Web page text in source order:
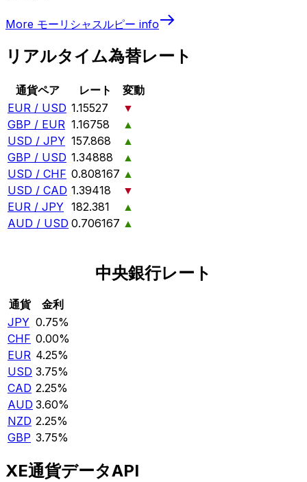
More モーリシャスルピー info
リアルタイム為替レート
通貨ペア レート
変動
EUR / USD 1.15527
▼
GBP / EUR 1.16758
▲
USD / JPY 157.868
▲
GBP / USD 1.34888
▲
USD / CHF 0.808167 ▲
USD / CAD 1.39418
▼
EUR / JPY 182.381
▲
AUD / USD 0.706167 ▲
中央銀行レート
通貨
金利
JPY 0.75%
CHF 0.00%
EUR 4.25%
USD 3.75%
CAD 2.25%
AUD 3.60%
NZD 2.25%
GBP 3.75%
XE通貨データAPI